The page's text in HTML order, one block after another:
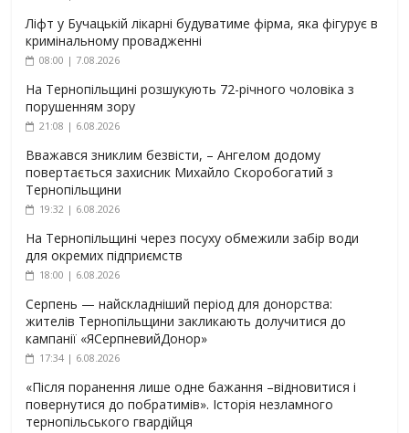
Ліфт у Бучацькій лікарні будуватиме фірма, яка фігурує в
кримінальному провадженні
08:00 | 7.08.2026
На Тернопільщині розшукують 72-річного чоловіка з
порушенням зору
21:08 | 6.08.2026
Вважався зниклим безвісти, – Ангелом додому
повертається захисник Михайло Скоробогатий з
Тернопільщини
19:32 | 6.08.2026
На Тернопільщині через посуху обмежили забір води
для окремих підприємств
18:00 | 6.08.2026
Серпень — найскладніший період для донорства:
жителів Тернопільщини закликають долучитися до
кампанії «ЯСерпневийДонор»
17:34 | 6.08.2026
«Після поранення лише одне бажання –відновитися і
повернутися до побратимів». Історія незламного
тернопільського гвардійця